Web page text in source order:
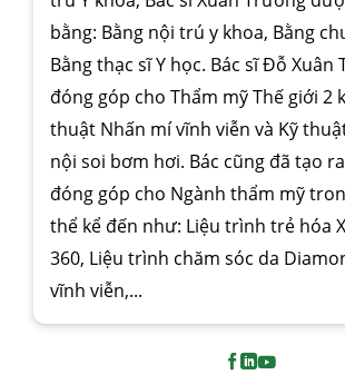
bằng: Bằng nội trú y khoa, Bằng
Bằng thạc sĩ Y học. Bác sĩ Đỗ Xuân
đóng góp cho Thẩm mỹ Thế giới 2
thuật Nhấn mí vĩnh viễn và Kỹ
nội soi bơm hơi. Bác cũng đã tạo
đóng góp cho Ngành thẩm mỹ
thể kể đến như: Liệu trình trẻ hóa
360, Liệu trình chăm sóc da
vĩnh viễn,...